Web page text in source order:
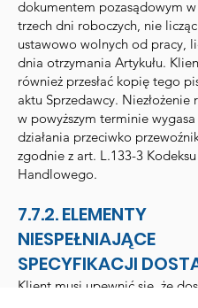
dokumentem pozasądowym
trzech dni roboczych, nie
ustawowo wolnych od pracy,
dnia otrzymania Artykułu.
również przesłać kopię tego
aktu Sprzedawcy. Niezłożenie
w powyższym terminie
działania przeciwko
zgodnie z art. L.133-3 Kodeksu
Handlowego.
7.7.2. ELEMENTY
NIESPEŁNIAJĄCE
SPECYFIKACJI
Klient musi upewnić się, że